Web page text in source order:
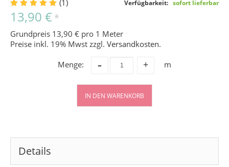
(1) Verfügbarkeit: sofort lieferbar
13,90 € *
Grundpreis 13,90 € pro 1 Meter
Preise inkl. 19% Mwst zzgl. Versandkosten.
Menge:
+
- m
IN DEN WARENKORB
Details